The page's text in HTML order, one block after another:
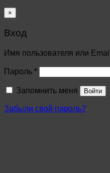
×
Вход
Имя пользователя или Email
Пароль *
Запомнить меня Войти
Забыли свой пароль?